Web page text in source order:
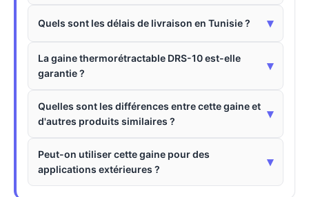
Quels sont les délais de livraison en Tunisie ? ▾
La gaine thermorétractable DRS-10 est-elle
garantie ?
▾
Quelles sont les différences entre cette gaine et
d'autres produits similaires ?
▾
Peut-on utiliser cette gaine pour des
applications extérieures ?
▾